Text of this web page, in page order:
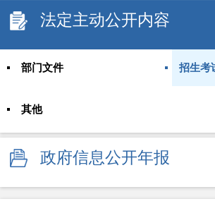
法定主动公开内容
部门文件 招生考
其他
政府信息公开年报